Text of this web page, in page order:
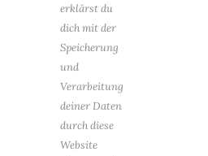
erklärst du
dich mit der
Speicherung
und
Verarbeitung
deiner Daten
durch diese
Website